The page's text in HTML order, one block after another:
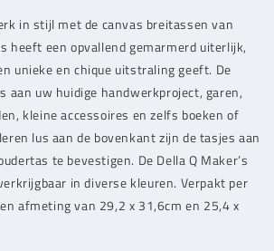
breitas
zalm
in stijl met de canvas breitassen van
heeft een opvallend gemarmerd uiterlijk,
unieke en chique uitstraling geeft. De
aan uw huidige handwerkproject, garen,
kleine accessoires en zelfs boeken of
lus aan de bovenkant zijn de tasjes aan
te bevestigen. De Della Q Maker’s
in diverse kleuren. Verpakt per
afmeting van 29,2 x 31,6cm en 25,4 x